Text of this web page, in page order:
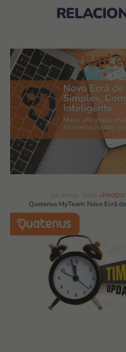
Quatenus MyTeam: Novo Ecrã